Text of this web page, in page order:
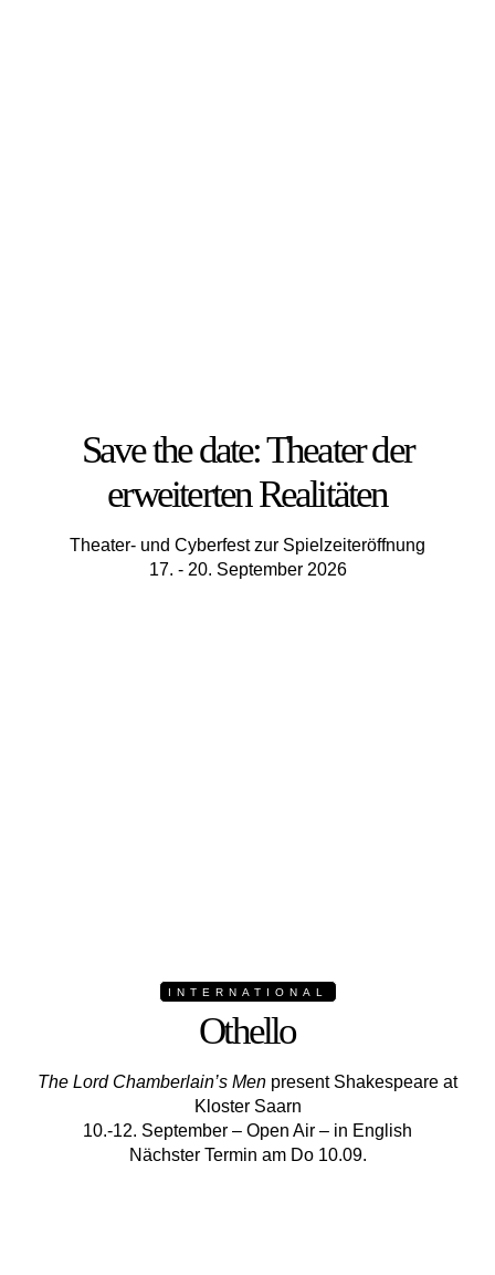
Save the date: Theater der
erweiterten Realitäten
Theater- und Cyberfest zur Spielzeiteröffnung
17. - 20. September 2026
INTERNATIONAL
Othello
The Lord Chamberlain’s Men present Shakespeare at
Kloster Saarn
10.-12. September – Open Air – in English
Nächster Termin am Do 10.09.